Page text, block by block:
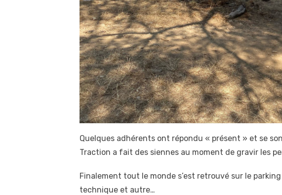
Quelques adhérents ont répondu « présent » et se
Traction a fait des siennes au moment de gravir les
Finalement tout le monde s’est retrouvé sur le
technique et autre…